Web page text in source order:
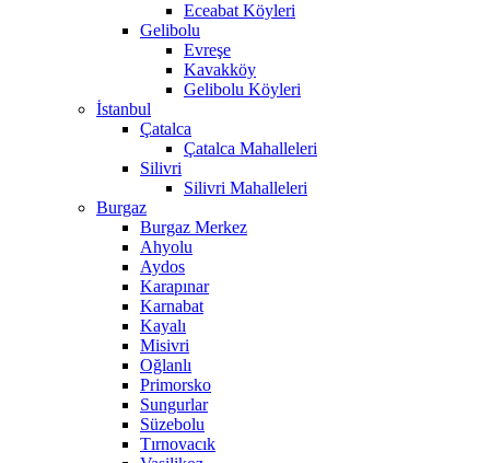
Eceabat Köyleri
Gelibolu
Evreşe
Kavakköy
Gelibolu Köyleri
İstanbul
Çatalca
Çatalca Mahalleleri
Silivri
Silivri Mahalleleri
Burgaz
Burgaz Merkez
Ahyolu
Aydos
Karapınar
Karnabat
Kayalı
Misivri
Oğlanlı
Primorsko
Sungurlar
Süzebolu
Tırnovacık